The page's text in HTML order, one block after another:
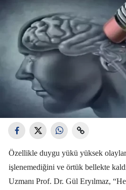
Özellikle duygu yükü yüksek
işlenemediğini ve örtük bellekte
Uzmanı Prof. Dr. Gül Eryılmaz,